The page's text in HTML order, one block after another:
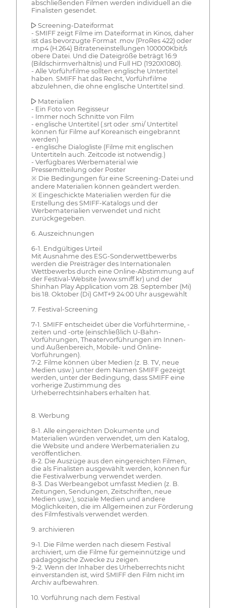
abschließenden Filmen werden individuell an die
Finalisten gesendet.
▶ Screening-Dateiformat
- SMIFF zeigt Filme im Dateiformat in Kinos, daher
ist das bevorzugte Format .mov (ProRes 422) oder
.mp4 (H.264) Bitrateneinstellungen 100000Kbit/s
obere Datei. Und die Dateigröße beträgt 16:9
(Bildschirmverhältnis) und Full HD (1920X1080).
- Alle Vorführfilme sollten englische Untertitel
haben. SMIFF hat das Recht, Vorführfilme
abzulehnen, die ohne englische Untertitel sind.
▶ Materialien
- Ein Foto von Regisseur
- Immer noch Schnitte von Film
- englische Untertitel (.srt oder .smi/ Untertitel
können für Filme auf Koreanisch eingebrannt
werden)
- englische Dialogliste (Filme mit englischen
Untertiteln auch. Zeitcode ist notwendig.)
- Verfügbares Werbematerial wie
Pressemitteilung oder Poster
※ Die Bedingungen für eine Screening-Datei und
andere Materialien können geändert werden.
※ Eingeschickte Materialien werden für die
Erstellung des SMIFF-Katalogs und der
Werbematerialien verwendet und nicht
zurückgegeben.
6. Auszeichnungen
6-1. Endgültiges Urteil
Mit Ausnahme des ESG-Sonderwettbewerbs
werden die Preisträger des Internationalen
Wettbewerbs durch eine Online-Abstimmung auf
der Festival-Website (www.smiff.kr) und der
Shinhan Play Application vom 28. September (Mi)
bis 18. Oktober (Di) GMT+9 24:00 Uhr ausgewählt
7. Festival-Screening
7-1. SMIFF entscheidet über die Vorführtermine, -
zeiten und -orte (einschließlich U-Bahn-
Vorführungen, Theatervorführungen im Innen-
und Außenbereich, Mobile- und Online-
Vorführungen).
7-2. Filme können über Medien (z. B. TV, neue
Medien usw.) unter dem Namen SMIFF gezeigt
werden, unter der Bedingung, dass SMIFF eine
vorherige Zustimmung des
Urheberrechtsinhabers erhalten hat.
8. Werbung
8-1. Alle eingereichten Dokumente und
Materialien würden verwendet, um den Katalog,
die Website und andere Werbematerialien zu
veröffentlichen.
8-2. Die Auszüge aus den eingereichten Filmen,
die als Finalisten ausgewählt werden, können für
die Festivalwerbung verwendet werden.
8-3. Das Werbeangebot umfasst Medien (z. B.
Zeitungen, Sendungen, Zeitschriften, neue
Medien usw.), soziale Medien und andere
Möglichkeiten, die im Allgemeinen zur Förderung
des Filmfestivals verwendet werden.
9. archivieren
9-1. Die Filme werden nach diesem Festival
archiviert, um die Filme für gemeinnützige und
pädagogische Zwecke zu zeigen.
9-2. Wenn der Inhaber des Urheberrechts nicht
einverstanden ist, wird SMIFF den Film nicht im
Archiv aufbewahren.
10. Vorführung nach dem Festival